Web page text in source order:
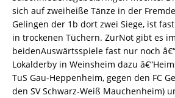
sich auf zweiheiße Tänze in der
Gelingen der 1b dort zwei Siege, ist
in trockenen Tüchern. ZurNot gibt es
beidenAuswärtsspiele fast nur noch
Lokalderby in Weinsheim dazu
TuS Gau-Heppenheim, gegen den FC
den SV Schwarz-Weiß Mauchenheim)